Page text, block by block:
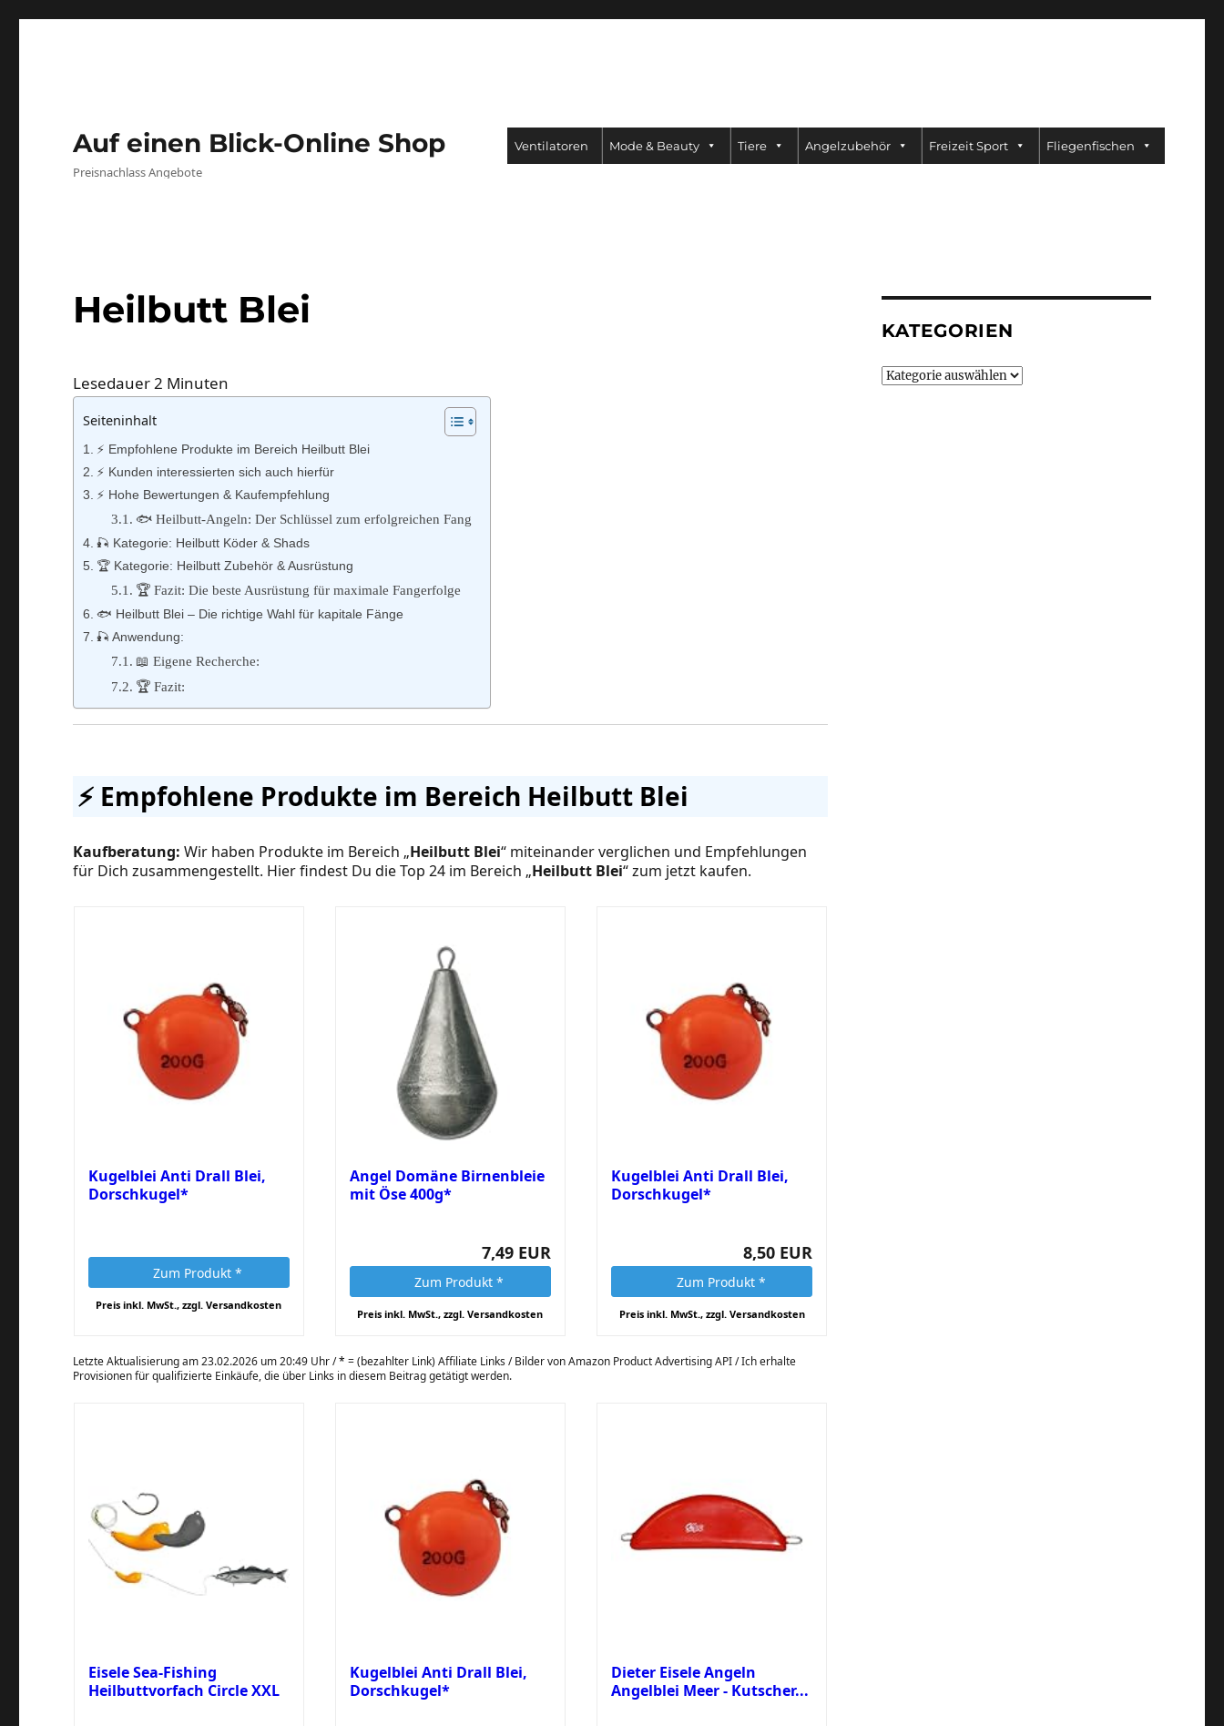
Auf einen Blick-Online Shop
Preisnachlass Angebote
Ventilatoren Mode & Beauty Tiere Angelzubehör Freizeit Sport Fliegenfischen
Heilbutt Blei
Lesedauer2 Minuten
Seiteninhalt
⚡️ Empfohlene Produkte im Bereich Heilbutt Blei
⚡️ Kunden interessierten sich auch hierfür
⚡️ Hohe Bewertungen & Kaufempfehlung
🐟 Heilbutt-Angeln: Der Schlüssel zum erfolgreichen Fang
🎣 Kategorie: Heilbutt Köder & Shads
🏆 Kategorie: Heilbutt Zubehör & Ausrüstung
🏆 Fazit: Die beste Ausrüstung für maximale Fangerfolge
🐟 Heilbutt Blei – Die richtige Wahl für kapitale Fänge
🎣 Anwendung:
📖 Eigene Recherche:
🏆 Fazit:
⚡️ Empfohlene Produkte im Bereich Heilbutt Blei
Kaufberatung:Wir haben Produkte im Bereich „Heilbutt Blei“ miteinander verglichen und Empfehlungen
für Dich zusammengestellt. Hier findest Du die Top 24 im Bereich „Heilbutt Blei“ zum jetzt kaufen.
Kugelblei Anti Drall Blei,
Dorschkugel*
Zum Produkt *
Preis inkl. MwSt., zzgl. Versandkosten
Angel Domäne Birnenbleie
mit Öse 400g*
7,49 EUR
Zum Produkt *
Preis inkl. MwSt., zzgl. Versandkosten
Kugelblei Anti Drall Blei,
Dorschkugel*
8,50 EUR
Zum Produkt *
Preis inkl. MwSt., zzgl. Versandkosten
Letzte Aktualisierung am 23.02.2026 um 20:49 Uhr /* = (bezahlter Link) Affiliate Links / Bilder von Amazon Product Advertising API / Ich erhalte
Provisionen für qualifizierte Einkäufe, die über Links in diesem Beitrag getätigt werden.
Eisele Sea-Fishing
Heilbuttvorfach Circle XXL
Kugelblei Anti Drall Blei,
Dorschkugel*
Dieter Eisele Angeln
Angelblei Meer - Kutscher...
KATEGORIEN
Kategorien